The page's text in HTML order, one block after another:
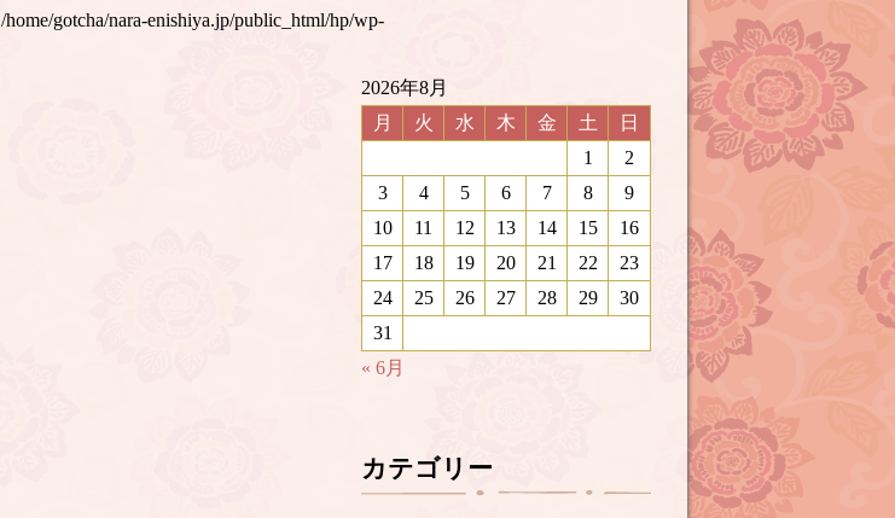
/home/gotcha/nara-enishiya.jp/public_html/hp/wp-
2026年8月
月
火 水 木 金 土
日
1
2
3
4 5 6 7 8
9
10
11 12 13 14 15
16
17
18 19 20 21 22
23
24
25 26 27 28 29
30
31
« 6月
カテゴリー